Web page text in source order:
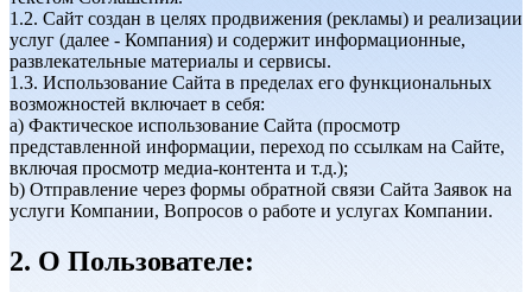
1.2. Сайт создан в целях продвижения (рекламы) и реализации
услуг (далее - Компания) и содержит информационные,
развлекательные материалы и сервисы.
1.3. Использование Сайта в пределах его функциональных
возможностей включает в себя:
a) Фактическое использование Сайта (просмотр
представленной информации, переход по ссылкам на Сайте,
включая просмотр медиа-контента и т.д.);
b) Отправление через формы обратной связи Сайта Заявок на
услуги Компании, Вопросов о работе и услугах Компании.
2. О Пользователе: